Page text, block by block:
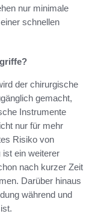
nur minimale
schnellen
der chirurgische
gemacht,
Instrumente
nur für mehr
Risiko von
ist ein weiterer
nach kurzer Zeit
Darüber hinaus
während und